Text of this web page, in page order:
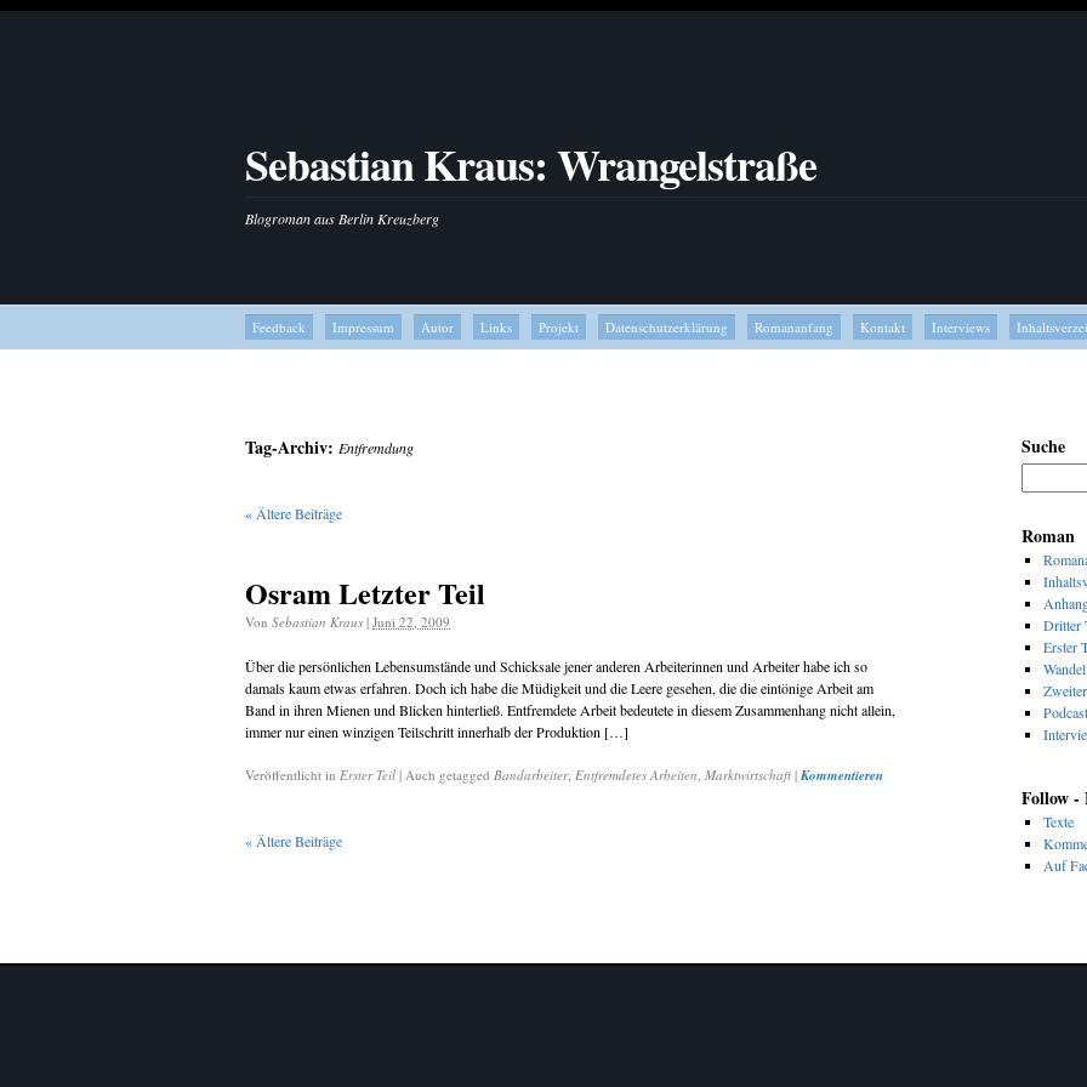
Sebastian Kraus: Wrangelstraße
Blogroman aus Berlin Kreuzberg
Feedback Impressum Autor Links Projekt Datenschutzerklärung Romananfang Kontakt Interviews
Tag-Archiv: Entfremdung
« Ältere Beiträge
Osram Letzter Teil
Von Sebastian Kraus | Juni 22, 2009
Über die persönlichen Lebensumstände und Schicksale jener anderen Arbeiterinnen und Arbeiter habe ich so
damals kaum etwas erfahren. Doch ich habe die Müdigkeit und die Leere gesehen, die die eintönige Arbeit am
Band in ihren Mienen und Blicken hinterließ. Entfremdete Arbeit bedeutete in diesem Zusammenhang nicht allein,
immer nur einen winzigen Teilschritt innerhalb der Produktion […]
Veröffentlicht in Erster Teil | Auch getagged Bandarbeiter, Entfremdetes Arbeiten, Marktwirtschaft | Kommentieren
« Ältere Beiträge
Suche
Roman
Dritter
Erster
Podcast
Follow -
Texte
Auf